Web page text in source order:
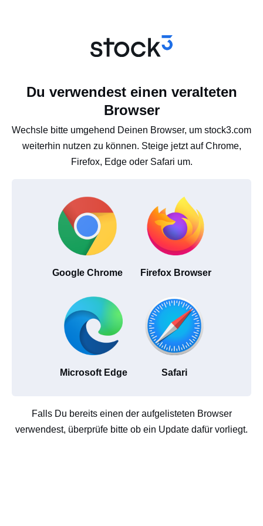
Du verwendest einen veralteten
Browser
Wechsle bitte umgehend Deinen Browser, um stock3.com
weiterhin nutzen zu können. Steige jetzt auf Chrome,
Firefox, Edge oder Safari um.
Google Chrome Firefox Browser
Microsoft Edge Safari
Falls Du bereits einen der aufgelisteten Browser
verwendest, überprüfe bitte ob ein Update dafür vorliegt.